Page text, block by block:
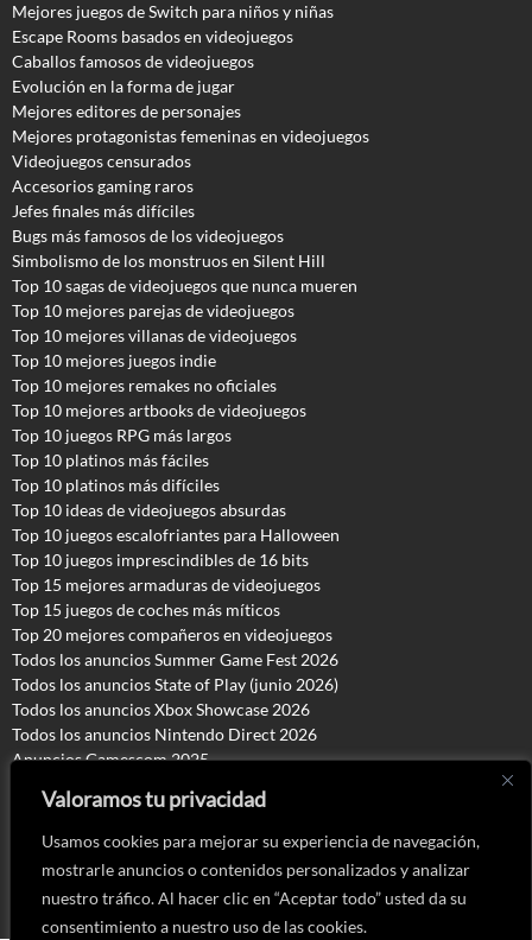
Valoramos tu privacidad
Usamos cookies para mejorar su experiencia de navegación,
mostrarle anuncios o contenidos personalizados y analizar
nuestro tráfico. Al hacer clic en “Aceptar todo” usted da su
consentimiento a nuestro uso de las cookies.
Mejores juegos de Switch para niños y niñas
Escape Rooms basados en videojuegos
Caballos famosos de videojuegos
Evolución en la forma de jugar
Mejores editores de personajes
Mejores protagonistas femeninas en videojuegos
Videojuegos censurados
Accesorios gaming raros
Jefes finales más difíciles
Bugs más famosos de los videojuegos
Simbolismo de los monstruos en Silent Hill
Top 10 sagas de videojuegos que nunca mueren
Top 10 mejores parejas de videojuegos
Top 10 mejores villanas de videojuegos
Top 10 mejores juegos indie
Top 10 mejores remakes no oficiales
Top 10 mejores artbooks de videojuegos
Top 10 juegos RPG más largos
Top 10 platinos más fáciles
Top 10 platinos más difíciles
Top 10 ideas de videojuegos absurdas
Top 10 juegos escalofriantes para Halloween
Top 10 juegos imprescindibles de 16 bits
Top 15 mejores armaduras de videojuegos
Top 15 juegos de coches más míticos
Top 20 mejores compañeros en videojuegos
Todos los anuncios Summer Game Fest 2026
Todos los anuncios State of Play (junio 2026)
Todos los anuncios Xbox Showcase 2026
Todos los anuncios Nintendo Direct 2026
Anuncios Gamescom 2025